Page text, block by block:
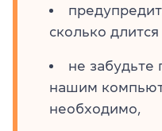
сколько
не забудьте
нашим
необходимо,